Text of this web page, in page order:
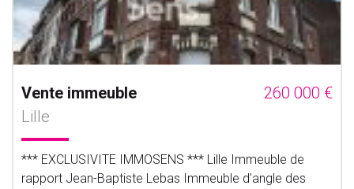
Vente immeuble
260 000 €
Lille
*** EXCLUSIVITE IMMOSENS *** Lille Immeuble de
rapport Jean-Baptiste Lebas Immeuble d'angle des